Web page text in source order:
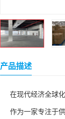
产品描述
在现代经济全球
作为一家专注于